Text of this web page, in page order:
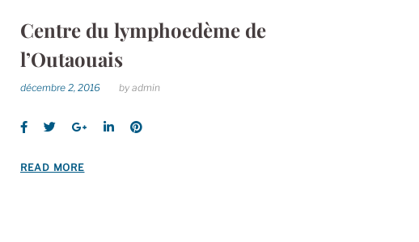
décembre
2016
Centre du lymphoedème de
l’Outaouais
décembre 2, 2016 by admin
Facebook
Twitter Google+LinkedInPinterest
READ MORE